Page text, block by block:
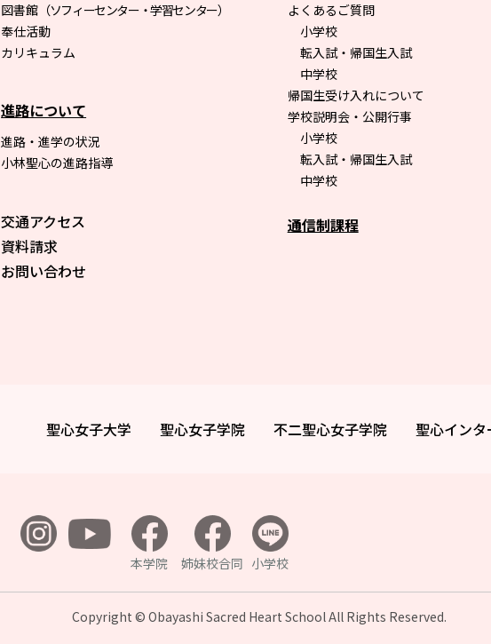
図書館 （ソフィーセンター・学習センター）
奉仕活動
カリキュラム
進路について
進路・進学の状況
小林聖心の進路指導
交通アクセス
資料請求
お問い合わせ
よくあるご質問
小学校
転入試・帰国生入試
中学校
帰国生受け入れについて
学校説明会・公開行事
小学校
転入試・帰国生入試
中学校
通信制課程
聖心女子大学 聖心女子学院 不二聖心女子学院 聖心イン
本学院 姉妹校合同 小学校
Copyright © Obayashi Sacred Heart School All Rights Reserved.